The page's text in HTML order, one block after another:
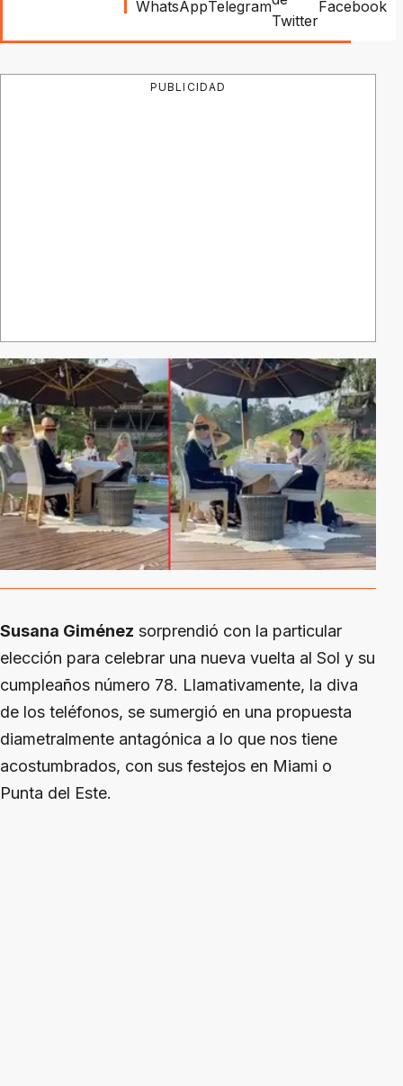
PUBLICIDAD
Susana Giménez sorprendió con la particular
elección para celebrar una nueva vuelta al Sol y su
cumpleaños número 78. Llamativamente, la diva
de los teléfonos, se sumergió en una propuesta
diametralmente antagónica a lo que nos tiene
acostumbrados, con sus festejos en Miami o
Punta del Este.